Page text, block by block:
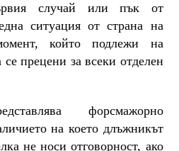
случай или пък от
ситуация от страна на
който подлежи на
прецени за всеки отделен
форсмажорно
на което длъжникът
не носи отговорност, ако